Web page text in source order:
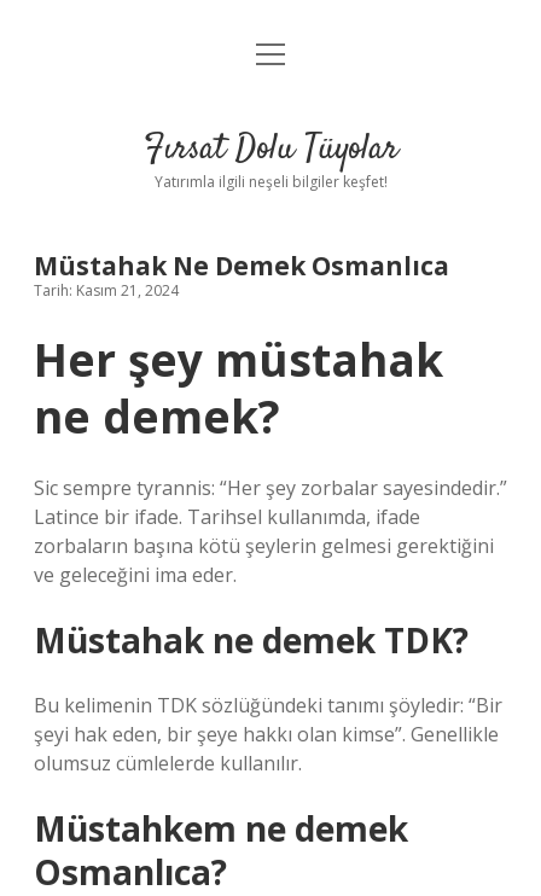
Gizlilik Politikası
Yasal Uyarı
menüyü
Fırsat Dolu Tüyolar
Yatırımla ilgili neşeli bilgiler keşfet!
Müstahak Ne Demek Osmanlıca
Tarih: Kasım 21, 2024
Her şey müstahak
ne demek?
Sic sempre tyrannis: “Her şey zorbalar sayesindedir.”
Latince bir ifade. Tarihsel kullanımda, ifade
zorbaların başına kötü şeylerin gelmesi gerektiğini
ve geleceğini ima eder.
Müstahak ne demek TDK?
Bu kelimenin TDK sözlüğündeki tanımı şöyledir: “Bir
şeyi hak eden, bir şeye hakkı olan kimse”. Genellikle
olumsuz cümlelerde kullanılır.
Müstahkem ne demek
Osmanlıca?